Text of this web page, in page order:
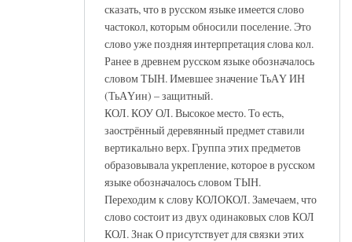
сказать, что в русском языке имеется слово
частокол, которым обносили поселение. Это
слово уже поздняя интерпретация слова кол.
Ранее в древнем русском языке обозначалось
словом ТЫН. Имевшее значение ТьАҮ ИН
(ТьАҮин) – защитный.
КОЛ. КОУ ОЛ. Высокое место. То есть,
заострённый деревянный предмет ставили
вертикально верх. Группа этих предметов
образовывала укрепление, которое в русском
языке обозначалось словом ТЫН.
Переходим к слову КОЛОКОЛ. Замечаем, что
слово состоит из двух одинаковых слов КОЛ
КОЛ. Знак О присутствует для связки этих